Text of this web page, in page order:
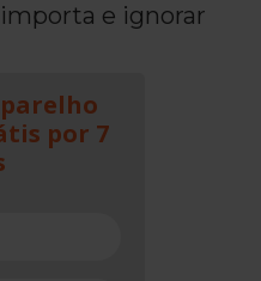
e ignorar
por 7